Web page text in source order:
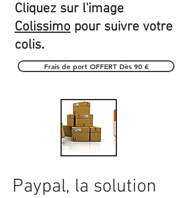
Cliquez sur l'image
Colissimo pour suivre votre
colis.
Frais de port OFFERT Dès 90 €
Paypal, la solution